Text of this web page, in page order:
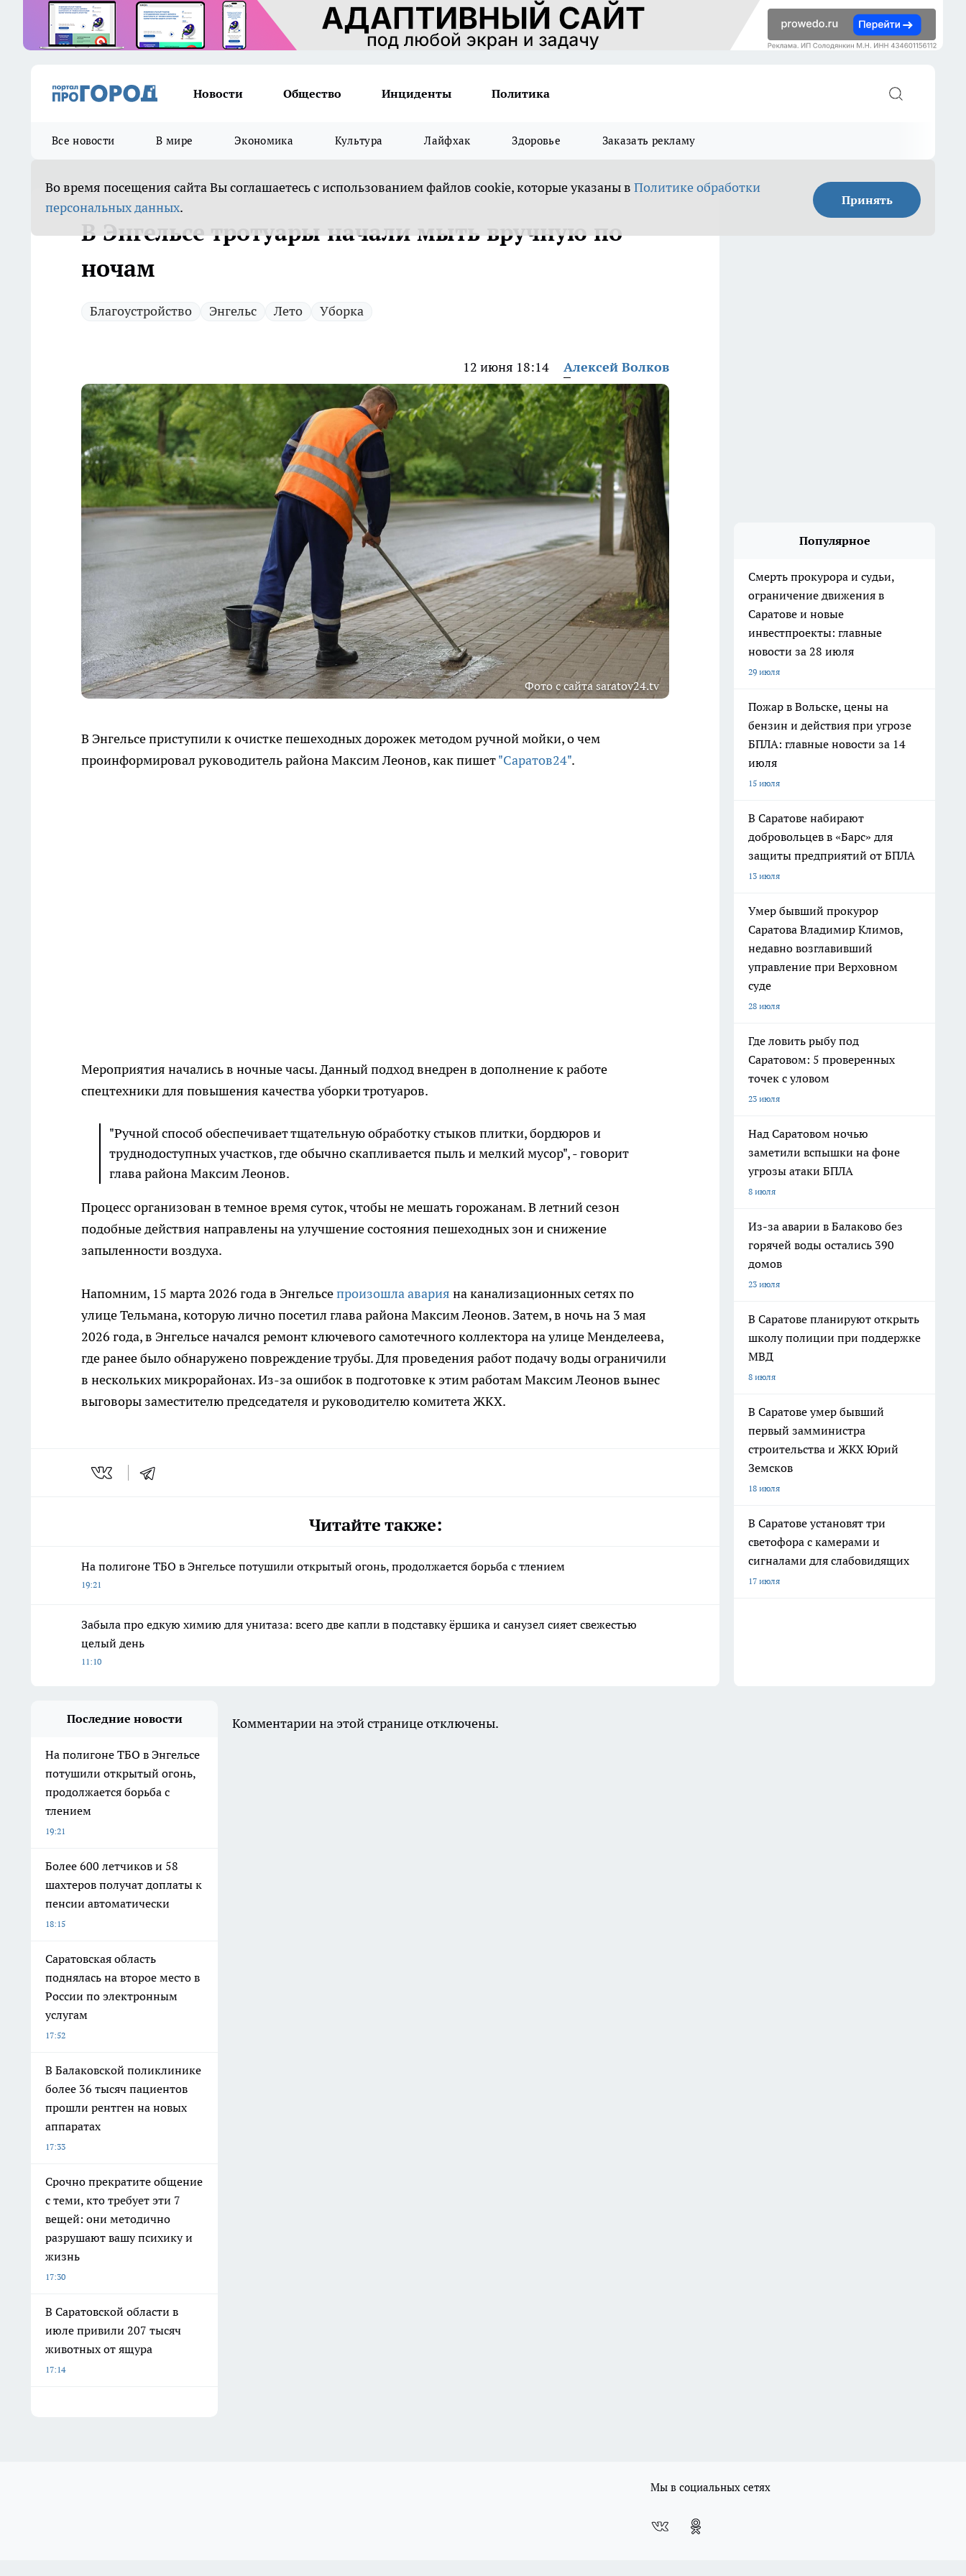
Новости Общество Инциденты Политика
Все новости В мире Экономика Культура Лайфхак Здоровье Заказать рекламу
Во время посещения сайта Вы соглашаетесь с использованием файлов cookie, которые указаны в Политике обработки
персональных данных. Принять
В Энгельсе тротуары начали мыть вручную по
ночам
Благоустройство Энгельс Лето Уборка
12 июня 18:14 Алексей Волков
Фото с сайта saratov24.tv
В Энгельсе приступили к очистке пешеходных дорожек методом ручной мойки, о чем
проинформировал руководитель района Максим Леонов, как пишет"Саратов24".
Мероприятия начались в ночные часы. Данный подход внедрен в дополнение к работе
спецтехники для повышения качества уборки тротуаров.
"Ручной способ обеспечивает тщательную обработку стыков плитки, бордюров и
труднодоступных участков, где обычно скапливается пыль и мелкий мусор", - говорит
глава района Максим Леонов.
Процесс организован в темное время суток, чтобы не мешать горожанам. В летний сезон
подобные действия направлены на улучшение состояния пешеходных зон и снижение
запыленности воздуха.
Напомним, 15 марта 2026 года в Энгельсепроизошла авария на канализационных сетях по
улице Тельмана, которую лично посетил глава района Максим Леонов. Затем, в ночь на 3 мая
2026 года, в Энгельсе начался ремонт ключевого самотечного коллектора на улице Менделеева,
где ранее было обнаружено повреждение трубы. Для проведения работ подачу воды ограничили
в нескольких микрорайонах. Из-за ошибок в подготовке к этим работам Максим Леонов вынес
выговоры заместителю председателя и руководителю комитета ЖКХ.
Читайте также:
На полигоне ТБО в Энгельсе потушили открытый огонь, продолжается борьба с тлением
19:21
Забыла про едкую химию для унитаза: всего две капли в подставку ёршика и санузел сияет свежестью
целый день
11:10
Популярное
Смерть прокурора и судьи,
ограничение движения в
Саратове и новые
инвестпроекты: главные
новости за 28 июля
29 июля
Пожар в Вольске, цены на
бензин и действия при угрозе
БПЛА: главные новости за 14
июля
15 июля
В Саратове набирают
добровольцев в «Барс» для
защиты предприятий от БПЛА
13 июля
Умер бывший прокурор
Саратова Владимир Климов,
недавно возглавивший
управление при Верховном
суде
28 июля
Где ловить рыбу под
Саратовом: 5 проверенных
точек с уловом
23 июля
Над Саратовом ночью
заметили вспышки на фоне
угрозы атаки БПЛА
8 июля
Из-за аварии в Балаково без
горячей воды остались 390
домов
23 июля
В Саратове планируют открыть
школу полиции при поддержке
МВД
8 июля
В Саратове умер бывший
первый замминистра
строительства и ЖКХ Юрий
Земсков
18 июля
В Саратове установят три
светофора с камерами и
сигналами для слабовидящих
17 июля
Последние новости
На полигоне ТБО в Энгельсе
потушили открытый огонь,
продолжается борьба с
тлением
19:21
Более 600 летчиков и 58
шахтеров получат доплаты к
пенсии автоматически
18:15
Саратовская область
поднялась на второе место в
России по электронным
услугам
17:52
В Балаковской поликлинике
более 36 тысяч пациентов
прошли рентген на новых
аппаратах
17:33
Срочно прекратите общение
с теми, кто требует эти 7
вещей: они методично
разрушают вашу психику и
жизнь
17:30
В Саратовской области в
июле привили 207 тысяч
животных от ящура
17:14
Комментарии на этой странице отключены.
Мы в социальных сетях